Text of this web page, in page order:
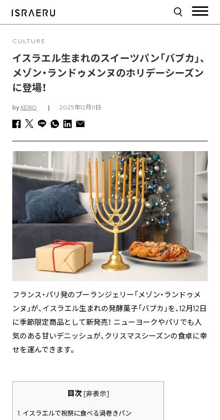
CULTURE
イスラエル生まれのスイーツパン「バブカ」、
メゾン・ランドゥメンヌのホリデーシーズン
に登場！
by KEIKO | 2025年12月11日
フランス・パリ発のブーランジェリー「メゾン・ランドゥメ
ンヌ」が、イスラエル生まれの発酵菓子「バブカ」を、12月12日
に季節限定商品として新発売！ ニューヨークやパリでも人
気のある甘いデニッシュが、クリスマスシーズンの食卓に幸
せを運んできます。
目次 [非表示]
1. イスラエルで祝祭に食べる渦巻きパン